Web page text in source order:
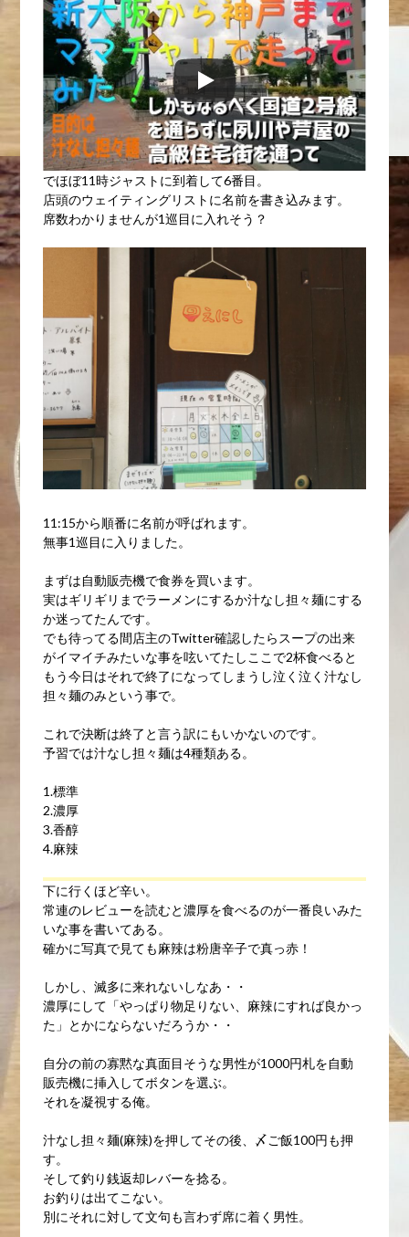
でほぼ11時ジャストに到着して6番目。
店頭のウェイティングリストに名前を書き込みます。
席数わかりませんが1巡目に入れそう？
11:15から順番に名前が呼ばれます。
無事1巡目に入りました。
まずは自動販売機で食券を買います。
実はギリギリまでラーメンにするか汁なし担々麺にする
か迷ってたんです。
でも待ってる間店主のTwitter確認したらスープの出来
がイマイチみたいな事を呟いてたしここで2杯食べると
もう今日はそれで終了になってしまうし泣く泣く汁なし
担々麺のみという事で。
これで決断は終了と言う訳にもいかないのです。
予習では汁なし担々麺は4種類ある。
1.標準
2.濃厚
3.香醇
4.麻辣
下に行くほど辛い。
常連のレビューを読むと濃厚を食べるのが一番良いみた
いな事を書いてある。
確かに写真で見ても麻辣は粉唐辛子で真っ赤！
しかし、滅多に来れないしなあ・・
濃厚にして「やっぱり物足りない、麻辣にすれば良かっ
た」とかにならないだろうか・・
自分の前の寡黙な真面目そうな男性が1000円札を自動
販売機に挿入してボタンを選ぶ。
それを凝視する俺。
汁なし担々麺(麻辣)を押してその後、〆ご飯100円も押
す。
そして釣り銭返却レバーを捻る。
お釣りは出てこない。
別にそれに対して文句も言わず席に着く男性。